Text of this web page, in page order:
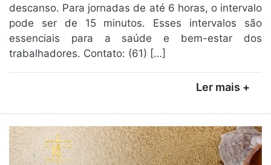
descanso. Para jornadas de até 6 horas, o intervalo
pode ser de 15 minutos. Esses intervalos são
essenciais para a saúde e bem-estar dos
trabalhadores. Contato: (61) […]
Ler mais +